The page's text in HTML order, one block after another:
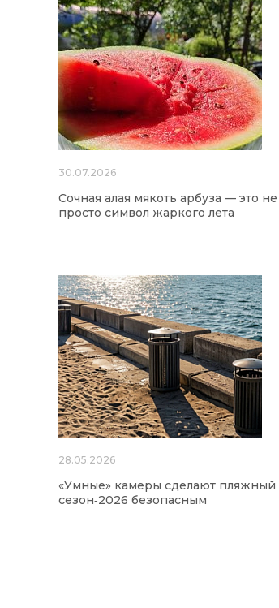
30.07.2026
Сочная алая мякоть арбуза — это не
просто символ жаркого лета
28.05.2026
«Умные» камеры сделают пляжный
сезон‑2026 безопасным